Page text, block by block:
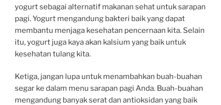
yogurt sebagai alternatif makanan sehat untuk sarapan
pagi. Yogurt mengandung bakteri baik yang dapat
membantu menjaga kesehatan pencernaan kita. Selain
itu, yogurt juga kaya akan kalsium yang baik untuk
kesehatan tulang kita.
Ketiga, jangan lupa untuk menambahkan buah-buahan
segar ke dalam menu sarapan pagi Anda. Buah-buahan
mengandung banyak serat dan antioksidan yang baik